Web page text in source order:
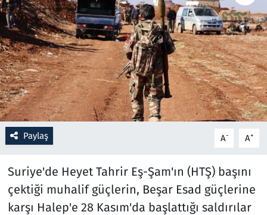
Paylaş A- A+
Suriye'de Heyet Tahrir Eş-Şam'ın (HTŞ) başını
çektiği muhalif güçlerin, Beşar Esad güçlerine
karşı Halep'e 28 Kasım'da başlattığı saldırılar
Rüya Tabirleri
Sağlık
Savunma Sanayi
Seçim 2023
Spor
Teknoloji ve Bilim
Televizyon